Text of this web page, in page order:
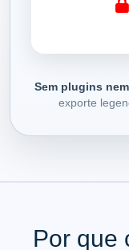
Sem plugins
exporte
Por que